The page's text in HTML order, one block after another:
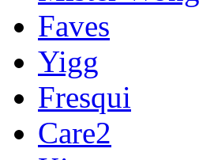
Faves
Yigg
Fresqui
Care2